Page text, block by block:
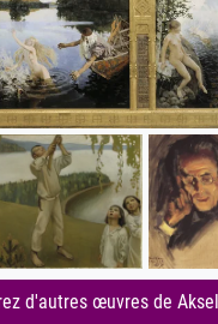
d'autres œuvres de